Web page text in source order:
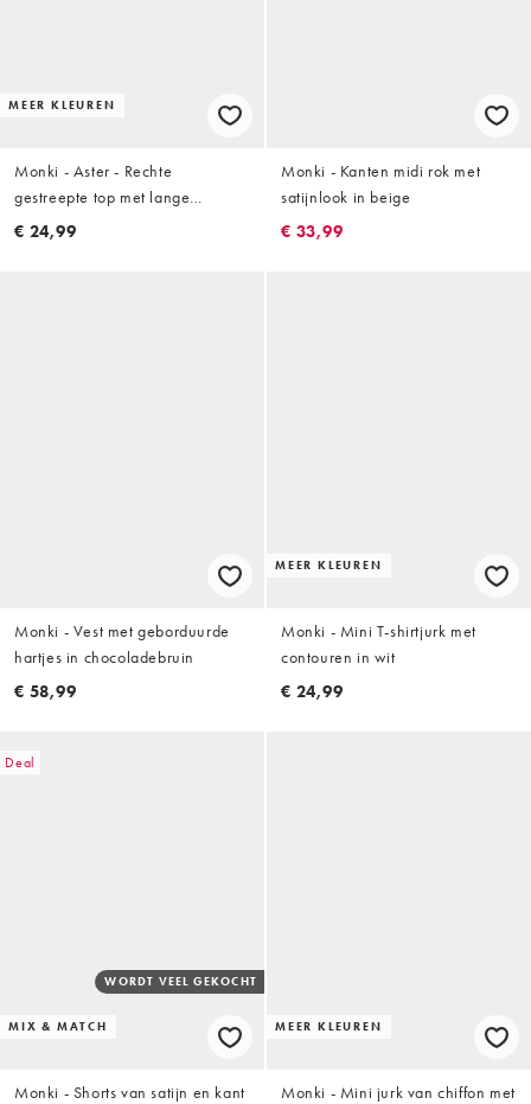
MEER KLEUREN
Monki - Aster - Rechte
gestreepte top met lange
mouwen in marineblauw en wit
€ 24,99
Monki - Kanten midi rok met
satijnlook in beige
€ 33,99
Monki - Vest met geborduurde
hartjes in chocoladebruin
€ 58,99
MEER KLEUREN
Monki - Mini T-shirtjurk met
contouren in wit
€ 24,99
Deal
MIX & MATCH
WORDT VEEL GEKOCHT
Monki - Shorts van satijn en kant
MEER KLEUREN
Monki - Mini jurk van chiffon met